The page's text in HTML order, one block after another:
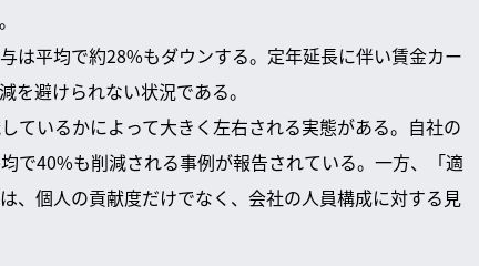
は平均で約28%もダウンする。定年延長に伴い賃金カー
を避けられない状況である。
ているかによって大きく左右される実態がある。自社の
で40%も削減される事例が報告されている。一方、「適
、個人の貢献度だけでなく、会社の人員構成に対する見